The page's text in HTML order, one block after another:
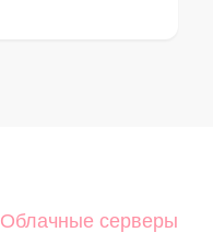
Облачные серверы